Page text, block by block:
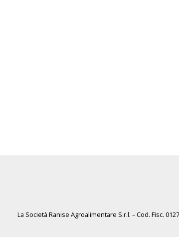
La Società Ranise Agroalimentare S.r.l. – Cod. Fisc.